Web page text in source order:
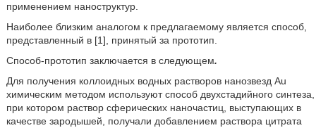
применением наноструктур.
Наиболее близким аналогом к предлагаемому является способ,
представленный в [1], принятый за прототип.
Способ-прототип заключается в следующем.
Для получения коллоидных водных растворов нанозвезд Au
химическим методом используют способ двухстадийного синтеза,
при котором раствор сферических наночастиц, выступающих в
качестве зародышей, получали добавлением раствора цитрата